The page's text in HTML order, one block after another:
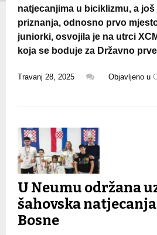
natjecanjima u biciklizmu, a
priznanja, odnosno prvo
juniorki, osvojila je na utrci
koja se boduje za Državno
Travanj 28, 2025 Objavljeno u
U Neumu održana
šahovska natjecanja
Bosne